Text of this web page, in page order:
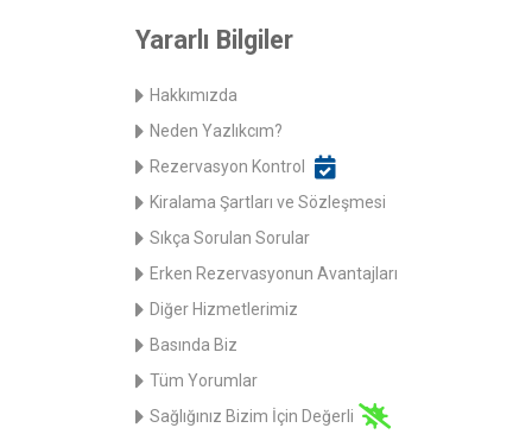
Yararlı Bilgiler
Hakkımızda
Neden Yazlıkcım?
Rezervasyon Kontrol
Kiralama Şartları ve Sözleşmesi
Sıkça Sorulan Sorular
Erken Rezervasyonun Avantajları
Diğer Hizmetlerimiz
Basında Biz
Tüm Yorumlar
Sağlığınız Bizim İçin Değerli